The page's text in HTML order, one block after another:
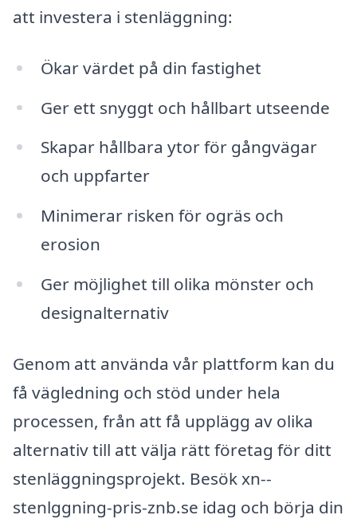
att investera i stenläggning:
Ökar värdet på din fastighet
Ger ett snyggt och hållbart utseende
Skapar hållbara ytor för gångvägar
och uppfarter
Minimerar risken för ogräs och
erosion
Ger möjlighet till olika mönster och
designalternativ
Genom att använda vår plattform kan du
få vägledning och stöd under hela
processen, från att få upplägg av olika
alternativ till att välja rätt företag för ditt
stenläggningsprojekt. Besök xn--
stenlggning-pris-znb.se idag och börja din